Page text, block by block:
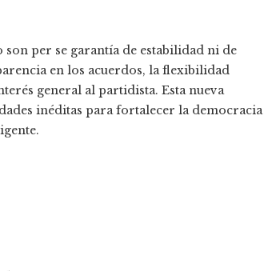
per se garantía de estabilidad ni de
en los acuerdos, la flexibilidad
general al partidista. Esta nueva
inéditas para fortalecer la democracia